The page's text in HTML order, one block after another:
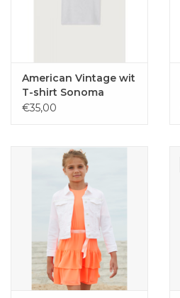
American Vintage wit
T-shirt Sonoma
€35,00